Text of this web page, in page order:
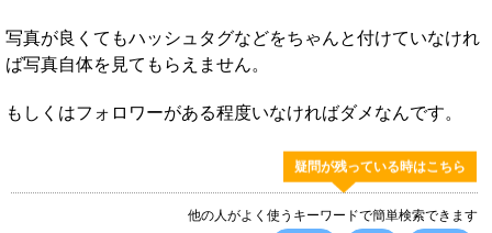
写真が良くてもハッシュタグなどをちゃんと付けていなけれ
ば写真自体を見てもらえません。
もしくはフォロワーがある程度いなければダメなんです。
疑問が残っている時はこちら
他の人がよく使うキーワードで簡単検索できます